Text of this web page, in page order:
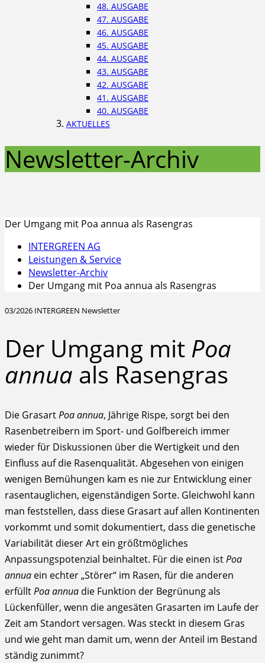
48. AUSGABE
47. AUSGABE
46. AUSGABE
45. AUSGABE
44. AUSGABE
43. AUSGABE
42. AUSGABE
41. AUSGABE
40. AUSGABE
AKTUELLES
Newsletter-Archiv
Der Umgang mit Poa annua als Rasengras
INTERGREEN AG
Leistungen & Service
Newsletter-Archiv
Der Umgang mit Poa annua als Rasengras
03/2026 INTERGREEN Newsletter
Der Umgang mit Poa
annua als Rasengras
Die GrasartPoa annua, Jährige Rispe, sorgt bei den
Rasenbetreibern im Sport- und Golfbereich immer
wieder für Diskussionen über die Wertigkeit und den
Einfluss auf die Rasenqualität. Abgesehen von einigen
wenigen Bemühungen kam es nie zur Entwicklung einer
rasentauglichen, eigenständigen Sorte. Gleichwohl kann
man feststellen, dass diese Grasart auf allen Kontinenten
vorkommt und somit dokumentiert, dass die genetische
Variabilität dieser Art ein größtmögliches
Anpassungspotenzial beinhaltet. Für die einen istPoa
annua ein echter „Störer“ im Rasen, für die anderen
erfülltPoa annua die Funktion der Begrünung als
Lückenfüller, wenn die angesäten Grasarten im Laufe der
Zeit am Standort versagen. Was steckt in diesem Gras
und wie geht man damit um, wenn der Anteil im Bestand
ständig zunimmt?